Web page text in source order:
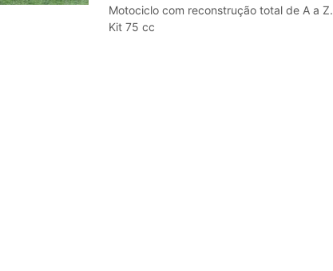
Motociclo com reconstrução total de A a Z.
Kit 75 cc